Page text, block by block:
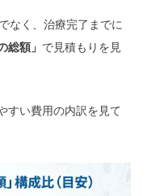
なく、治療完了までに
総額」 で見積もりを見
すい費用の内訳を見て